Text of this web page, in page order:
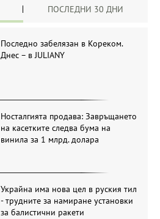
ПОСЛЕДНИ 30 ДНИ
Последно забелязан в Кореком.
Днес – в JULIANY
Носталгията продава: Завръщането
на касетките следва бума на
винила за 1 млрд. долара
Украйна има нова цел в руския тил
- трудните за намиране установки
за балистични ракети